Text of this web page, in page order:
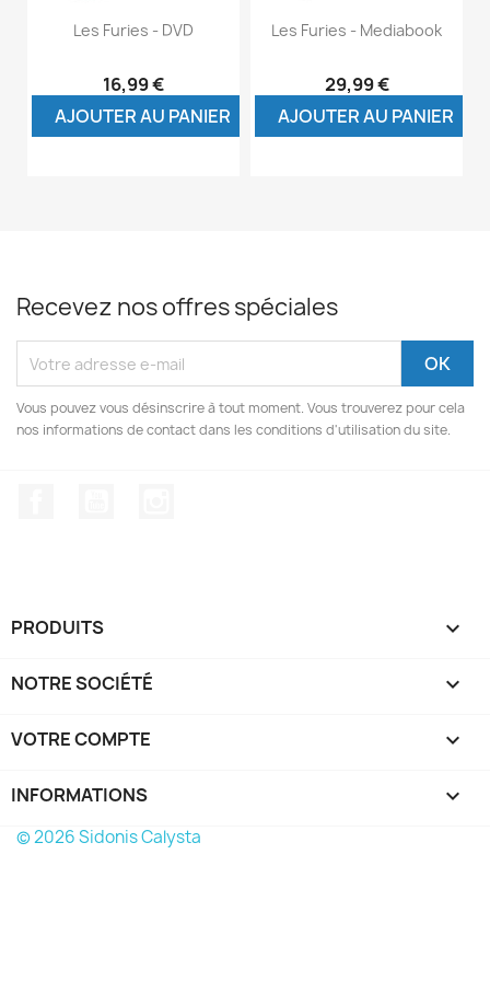
Les Furies - DVD
16,99 €
AJOUTER AU PANIER
Les Furies - Mediabook
29,99 €
AJOUTER AU PANIER
Recevez nos offres spéciales
Vous pouvez vous désinscrire à tout moment. Vous trouverez pour cela
nos informations de contact dans les conditions d'utilisation du site.
PRODUITS 
NOTRE SOCIÉTÉ 
VOTRE COMPTE 
INFORMATIONS keyboard_arrow_down
© 2026 Sidonis Calysta